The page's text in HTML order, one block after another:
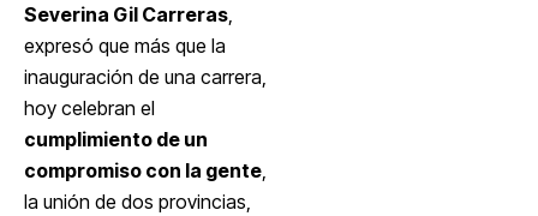
Severina Gil Carreras
expresó que más que la
inauguración de una carrera,
hoy celebran el
cumplimiento de un
compromiso con la gente
la unión de dos provincias,